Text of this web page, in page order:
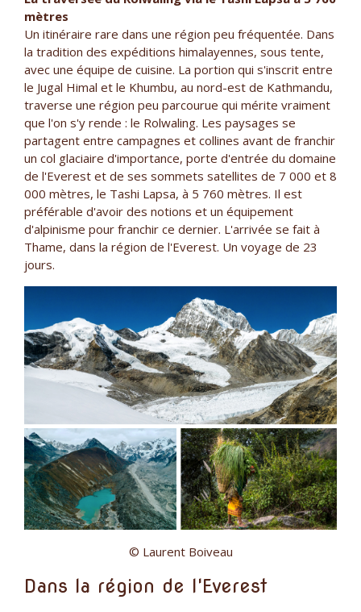
mètres
Un itinéraire rare dans une région peu fréquentée. Dans
la tradition des expéditions himalayennes, sous tente,
avec une équipe de cuisine. La portion qui s'inscrit entre
le Jugal Himal et le Khumbu, au nord-est de Kathmandu,
traverse une région peu parcourue qui mérite vraiment
que l'on s'y rende : le Rolwaling. Les paysages se
partagent entre campagnes et collines avant de franchir
un col glaciaire d'importance, porte d'entrée du domaine
de l'Everest et de ses sommets satellites de 7 000 et 8
000 mètres, le Tashi Lapsa, à 5 760 mètres. Il est
préférable d'avoir des notions et un équipement
d'alpinisme pour franchir ce dernier. L'arrivée se fait à
Thame, dans la région de l'Everest. Un voyage de 23
jours.
© Laurent Boiveau
Dans la région de l'Everest